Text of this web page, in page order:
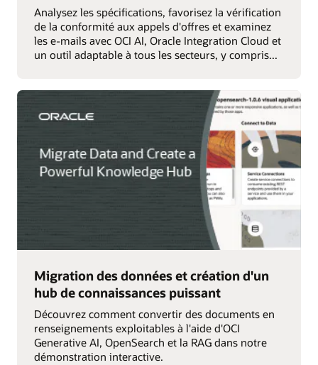
Analysez les spécifications, favorisez la vérification
de la conformité aux appels d'offres et examinez
les e-mails avec OCI AI, Oracle Integration Cloud et
un outil adaptable à tous les secteurs, y compris...
Migration des données et création d'un
hub de connaissances puissant
Découvrez comment convertir des documents en
renseignements exploitables à l'aide d'OCI
Generative AI, OpenSearch et la RAG dans notre
démonstration interactive.